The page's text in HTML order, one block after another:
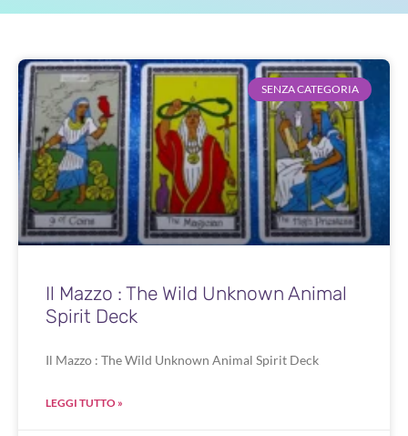
SENZA CATEGORIA
Il Mazzo : The Wild Unknown Animal
Spirit Deck
Il Mazzo : The Wild Unknown Animal Spirit Deck
LEGGI TUTTO »